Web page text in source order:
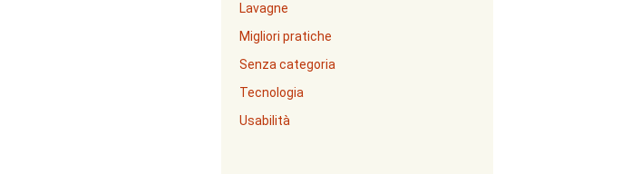
Lavagne
Migliori pratiche
Senza categoria
Tecnologia
Usabilità